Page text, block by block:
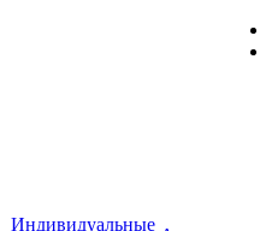
Индивидуальные